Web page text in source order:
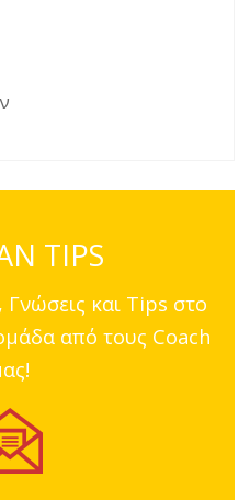
TIPS
και Tips στο
από τους Coach